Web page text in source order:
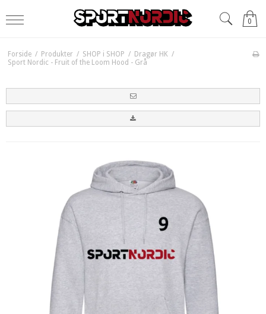
0
Forside / Produkter / SHOP i SHOP / Dragør HK /
Sport Nordic - Fruit of the Loom Hood - Grå